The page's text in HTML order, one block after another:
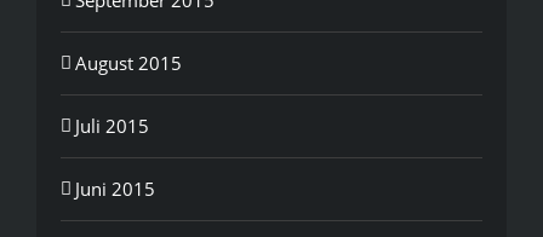
August 2015
Juli 2015
Juni 2015